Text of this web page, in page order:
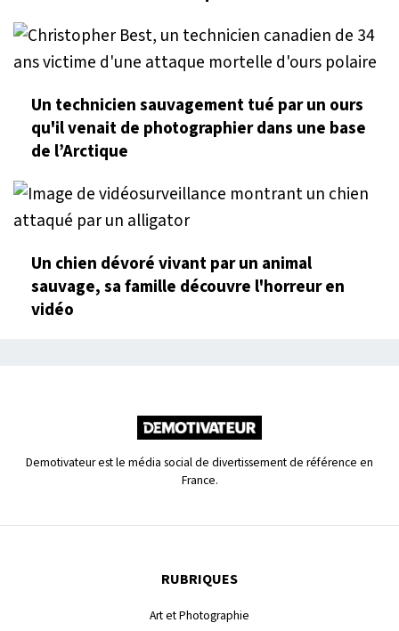
Un technicien sauvagement tué par un ours
qu'il venait de photographier dans une base
de l’Arctique
Un chien dévoré vivant par un animal
sauvage, sa famille découvre l'horreur en
vidéo
Demotivateur est le média social de divertissement de référence en
France.
RUBRIQUES
Art et Photographie